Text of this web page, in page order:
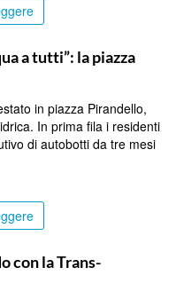
a tutti”: la piazza
in piazza Pirandello,
In prima fila i residenti
di autobotti da tre mesi
con la Trans-